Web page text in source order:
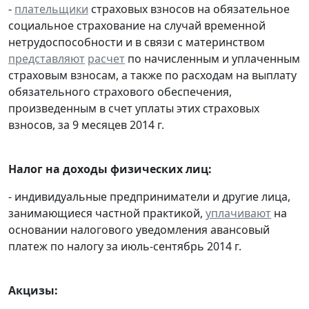
- плательщики страховых взносов на обязательное
социальное страхование на случай временной
нетрудоспособности и в связи с материнством
представляют расчет по начисленным и уплаченным
страховым взносам, а также по расходам на выплату
обязательного страхового обеспечения,
произведенным в счет уплаты этих страховых
взносов, за 9 месяцев 2014 г.
Налог на доходы физических лиц:
- индивидуальные предприниматели и другие лица,
занимающиеся частной практикой, уплачивают на
основании налогового уведомления авансовый
платеж по налогу за июль-сентябрь 2014 г.
Акцизы: